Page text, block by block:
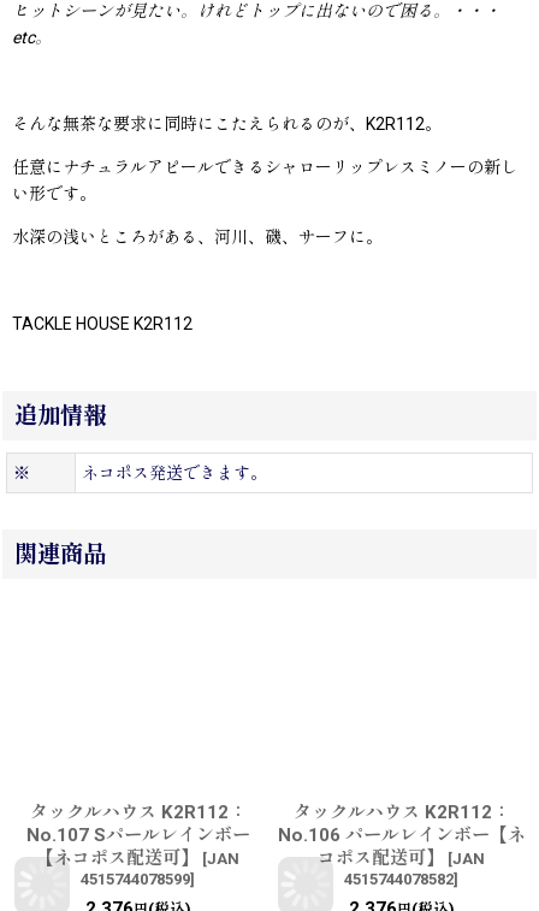
ヒットシーンが見たい。けれどトップに出ないので困る。・・・
etc。
そんな無茶な要求に同時にこたえられるのが、K2R112。
任意にナチュラルアピールできるシャローリップレスミノーの新し
い形です。
水深の浅いところがある、河川、磯、サーフに。
TACKLE HOUSE K2R112
追加情報
※ ネコポス発送できます。
関連商品
タックルハウス K2R112：
No.107 Sパールレインボー
【ネコポス配送可】
[JAN
4515744078599]
タックルハウス K2R112：
No.106 パールレインボー【ネ
コポス配送可】
[JAN
4515744078582]